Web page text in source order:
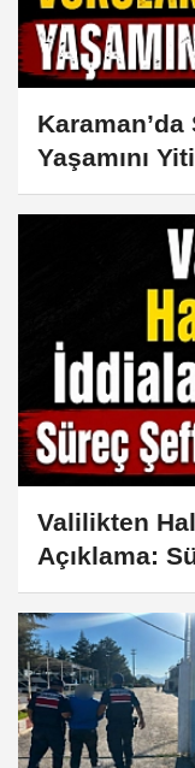
Yaşamını
Valilikten
Açıklama:
Yürütüldü